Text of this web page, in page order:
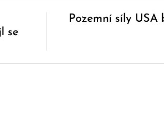
se
Pozemní síly